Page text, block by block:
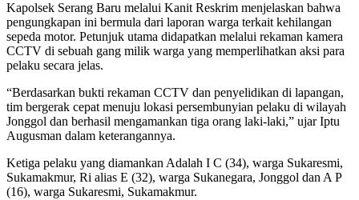
Kapolsek Serang Baru melalui Kanit Reskrim menjelaskan bahwa
pengungkapan ini bermula dari laporan warga terkait kehilangan
sepeda motor. Petunjuk utama didapatkan melalui rekaman kamera
CCTV di sebuah gang milik warga yang memperlihatkan aksi para
pelaku secara jelas.
“Berdasarkan bukti rekaman CCTV dan penyelidikan di lapangan,
tim bergerak cepat menuju lokasi persembunyian pelaku di wilayah
Jonggol dan berhasil mengamankan tiga orang laki-laki,” ujar Iptu
Augusman dalam keterangannya.
Ketiga pelaku yang diamankan Adalah I C (34), warga Sukaresmi,
Sukamakmur, Ri alias E (32), warga Sukanegara, Jonggol dan A P
(16), warga Sukaresmi, Sukamakmur.